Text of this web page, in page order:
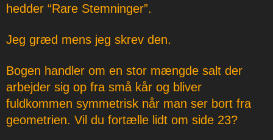
hedder “Rare Stemninger”.
Jeg græd mens jeg skrev den.
Bogen handler om en stor mængde salt der
arbejder sig op fra små kår og bliver
fuldkommen symmetrisk når man ser bort fra
geometrien. Vil du fortælle lidt om side 23?